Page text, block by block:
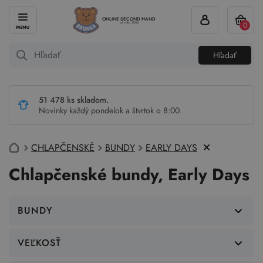
ONLINE SECOND HAND
od roku 2004
Hľadať
0
51 478 ks skladom.
Novinky každý pondelok a štvrtok o 8:00.
CHLAPČENSKÉ BUNDY EARLY DAYS
Chlapčenské bundy, Early Days
BUNDY
VEĽKOSŤ